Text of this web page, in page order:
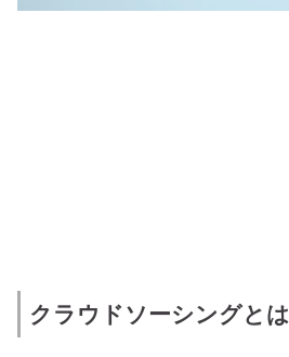
クラウドソーシングとは